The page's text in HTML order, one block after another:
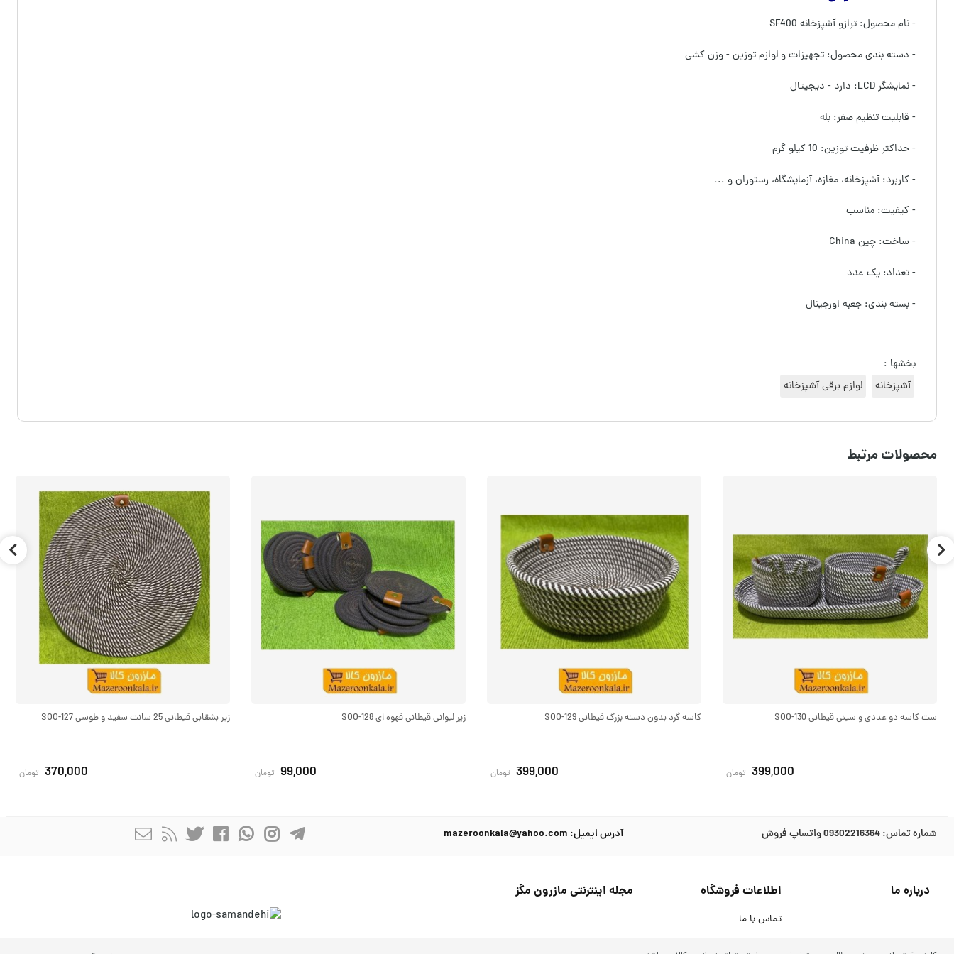
- نام محصول: ترازو آشپزخانه SF400
- دسته بندی محصول: تجهیزات و لوازم توزین - وزن کشی
- نمایشگر LCD: دارد - دیجیتال
- قابلیت تنظیم صفر: بله
- حداکثر ظرفیت توزین: 10 کیلو گرم
- کاربرد: آشپزخانه، مغازه، آزمایشگاه، رستوران و ...
- کیفیت: مناسب
- ساخت: چین China
- تعداد: یک عدد
- بسته بندی: جعبه اورجینال
بخشها :
آشپزخانه
لوازم برقی آشپزخانه
محصولات مرتبط
ست کاسه دو عددی و سینی قیطانی SOO-130
399,000 تومان
کاسه گرد بدون دسته بزرگ قیطانی SOO-129
399,000 تومان
زیر لیوانی قیطانی قهوه ای SOO-128
99,000 تومان
زیر بشقابی قیطانی 25 سانت سفید و طوسی SOO-127
370,000 تومان
شماره تماس:09302216364 واتساپ فروش آدرس ایمیل: mazeroonkala@yahoo.com
درباره ما اطلاعات فروشگاه
تماس با ما
مجله اینترنتی مازرون مگز